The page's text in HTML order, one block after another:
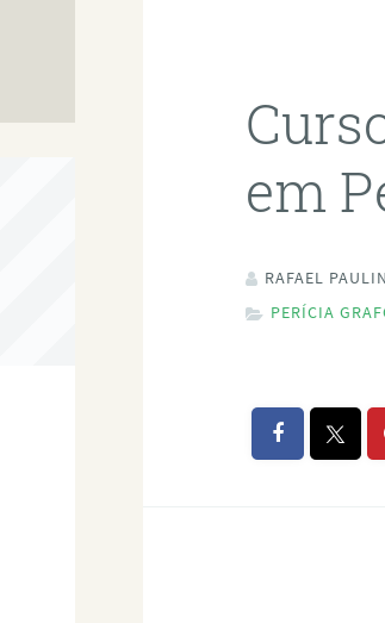
em
RAFAEL
PERÍCIA